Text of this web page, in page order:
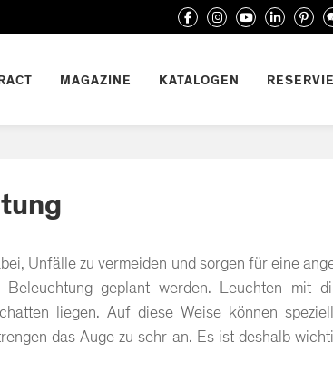
MAGAZINE KATALOGEN
Unfälle zu vermeiden und sorgen für eine
geplant werden. Leuchten mit
liegen. Auf diese Weise können
das Auge zu sehr an. Es ist deshalb